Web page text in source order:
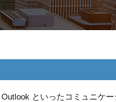
といったコミュニケー